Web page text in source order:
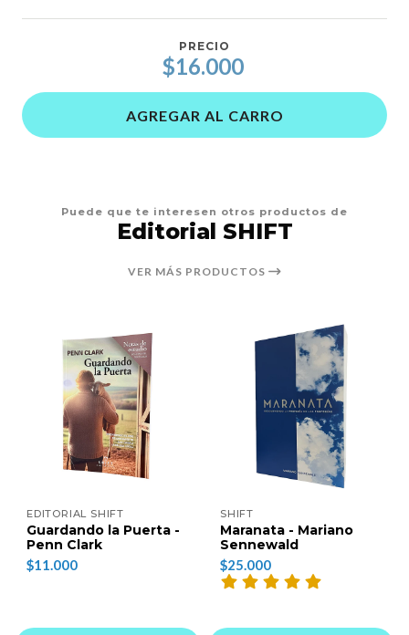
PRECIO
$16.000
AGREGAR AL CARRO
Puede que te interesen otros productos de
Editorial SHIFT
VER MÁS PRODUCTOS
EDITORIAL SHIFT
Guardando la Puerta -
Penn Clark
$11.000
SHIFT
Maranata - Mariano
Sennewald
$25.000